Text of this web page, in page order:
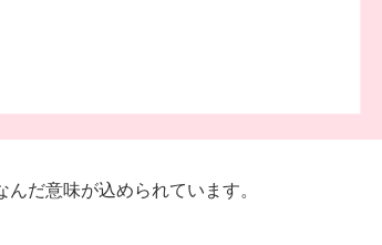
だ意味が込められています。